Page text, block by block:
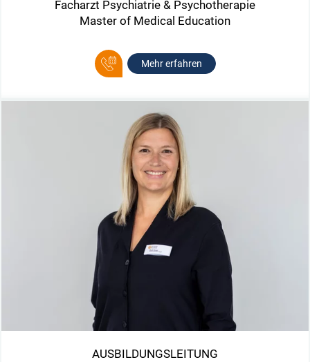
Facharzt Psychiatrie & Psychotherapie
Master of Medical Education
Mehr erfahren
AUSBILDUNGSLEITUNG